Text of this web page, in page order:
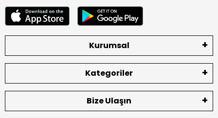
Kurumsal
Kategoriler
Bize Ulaşın